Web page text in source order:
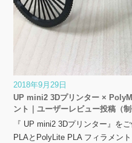
2018年9月29日
UP mini2 3Dプリンター ×
ント｜ユーザーレビュー投稿（制
『 UP mini2 3Dプリンター』を
PLAとPolyLite PLA フィラメン